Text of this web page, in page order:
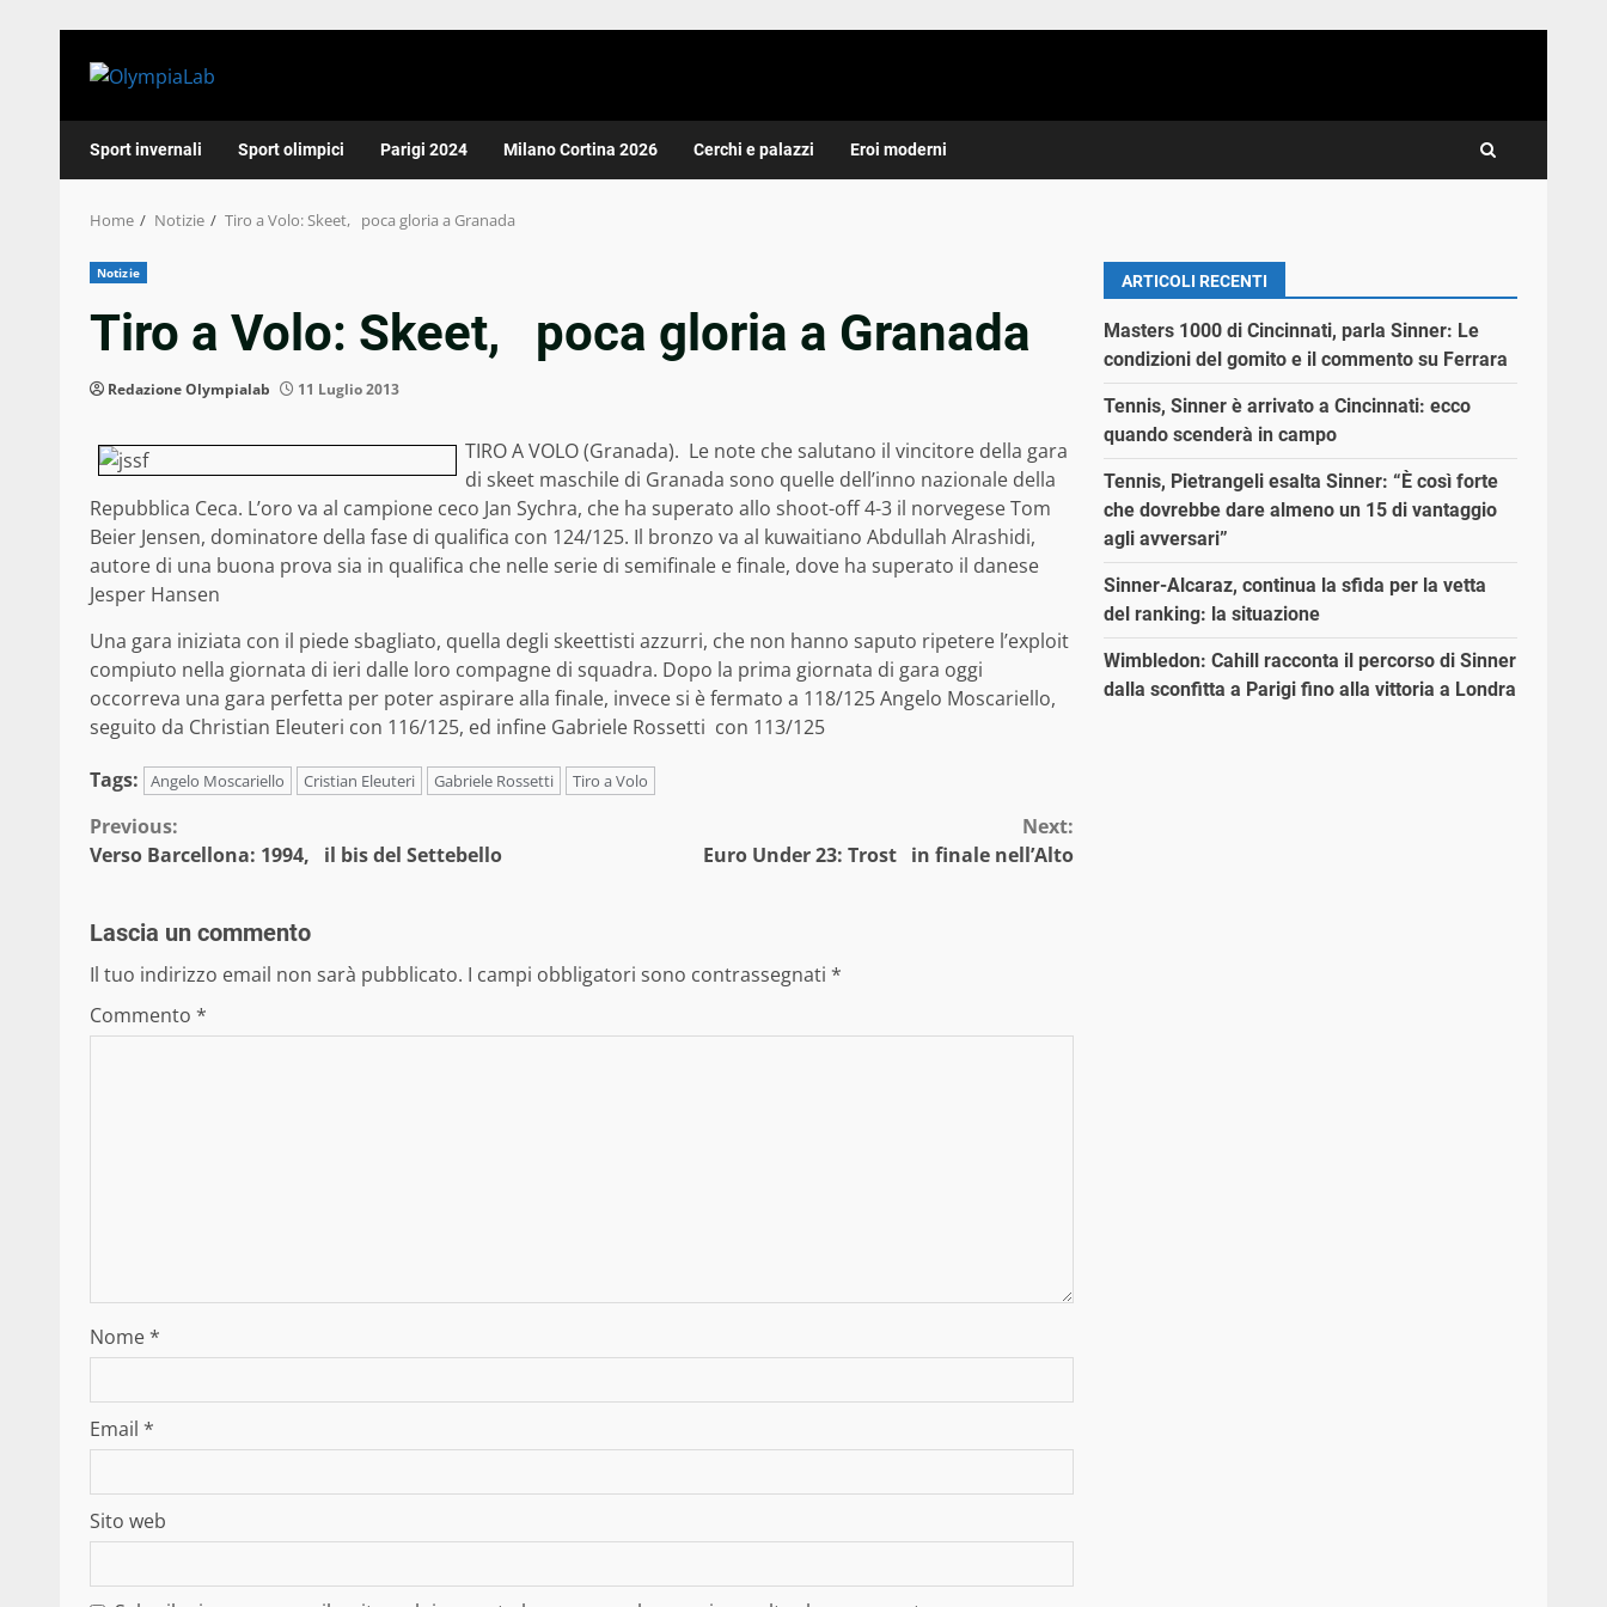
Sport invernali Sport olimpici Parigi 2024 Milano Cortina 2026 Cerchi e palazzi Eroi moderni
Home Notizie Tiro a Volo: Skeet, poca gloria a Granada
Notizie
Tiro a Volo: Skeet, poca gloria a Granada
Redazione Olympialab 11 Luglio 2013
TIRO A VOLO (Granada). Le note che salutano il vincitore della gara
di skeet maschile di Granada sono quelle dell’inno nazionale della
Repubblica Ceca. L’oro va al campione ceco Jan Sychra, che ha superato allo shoot-off 4-3 il norvegese Tom
Beier Jensen, dominatore della fase di qualifica con 124/125. Il bronzo va al kuwaitiano Abdullah Alrashidi,
autore di una buona prova sia in qualifica che nelle serie di semifinale e finale, dove ha superato il danese
Jesper Hansen
Una gara iniziata con il piede sbagliato, quella degli skeettisti azzurri, che non hanno saputo ripetere l’exploit
compiuto nella giornata di ieri dalle loro compagne di squadra. Dopo la prima giornata di gara oggi
occorreva una gara perfetta per poter aspirare alla finale, invece si è fermato a 118/125 Angelo Moscariello,
seguito da Christian Eleuteri con 116/125, ed infine Gabriele Rossetti con 113/125
Tags:
Angelo Moscariello Cristian Eleuteri Gabriele Rossetti Tiro a Volo
Continue
Previous:
Verso Barcellona: 1994, il bis del Settebello
Next:
Euro Under 23: Trost in finale nell’Alto
Lascia un commento
Il tuo indirizzo email non sarà pubblicato. I campi obbligatori sono contrassegnati *
Commento *
Nome*
Email *
Sito web
ARTICOLI RECENTI
Masters 1000 di Cincinnati, parla Sinner: Le
condizioni del gomito e il commento su Ferrara
Tennis, Sinner è arrivato a Cincinnati: ecco
quando scenderà in campo
Tennis, Pietrangeli esalta Sinner: “È così forte
che dovrebbe dare almeno un 15 di vantaggio
agli avversari”
Sinner-Alcaraz, continua la sfida per la vetta
del ranking: la situazione
Wimbledon: Cahill racconta il percorso di Sinner
dalla sconfitta a Parigi fino alla vittoria a Londra